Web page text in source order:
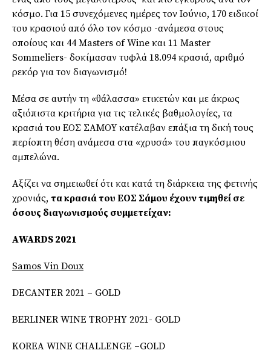
κόσμο. Για 15 συνεχόμενες ημέρες τον Ιούνιο, 170 ειδικοί
του κρασιού από όλο τον κόσμο -ανάμεσα στους
οποίους και 44 Masters of Wine και 11 Master
Sommeliers- δοκίμασαν τυφλά 18.094 κρασιά, αριθμό
ρεκόρ για τον διαγωνισμό!
Μέσα σε αυτήν τη «θάλασσα» ετικετών και με άκρως
αξιόπιστα κριτήρια για τις τελικές βαθμολογίες, τα
κρασιά του ΕΟΣ ΣΑΜΟΥ κατέλαβαν επάξια τη δική τους
περίοπτη θέση ανάμεσα στα «χρυσά» του παγκόσμιου
αμπελώνα.
Αξίζει να σημειωθεί ότι και κατά τη διάρκεια της φετινής
χρονιάς, τα κρασιά του ΕΟΣ Σάμου έχουν τιμηθεί σε
όσους διαγωνισμούς συμμετείχαν:
ΑWARDS 2021
Samos Vin Doux
DECANTER 2021 – GOLD
ΒΕRLINER WINE TROPHY 2021- GOLD
KOREA WINE CHALLENGE –GOLD